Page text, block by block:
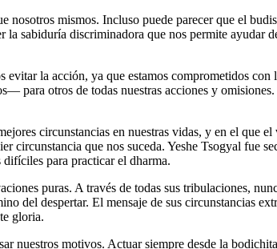
mismos. Incluso puede parecer que el
sabiduría discriminadora que nos permite ayudar
la acción, ya que estamos comprometidos
otros de todas nuestras acciones y
circunstancias en nuestras vidas, y en el que
que nos suceda. Yeshe Tsogyal fue
para practicar el dharma.
puras. A través de todas sus tribulaciones,
del despertar. El mensaje de sus circunstancias
gloria.
nuestros motivos. Actuar siempre desde la